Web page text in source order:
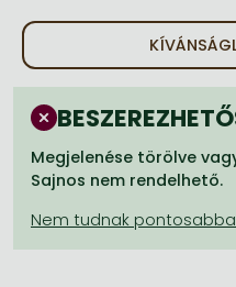
One-Punch Man manga
Megjelenése törölve
Sajnos nem rendelhető.